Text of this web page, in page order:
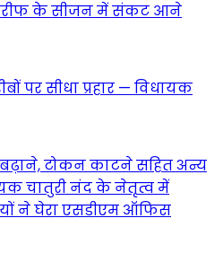
के सीजन में संकट आने
पर सीधा प्रहार — विधायक
टोकन काटने सहित अन्य
चातुरी नंद के नेतृत्व में
ने घेरा एसडीएम ऑफिस